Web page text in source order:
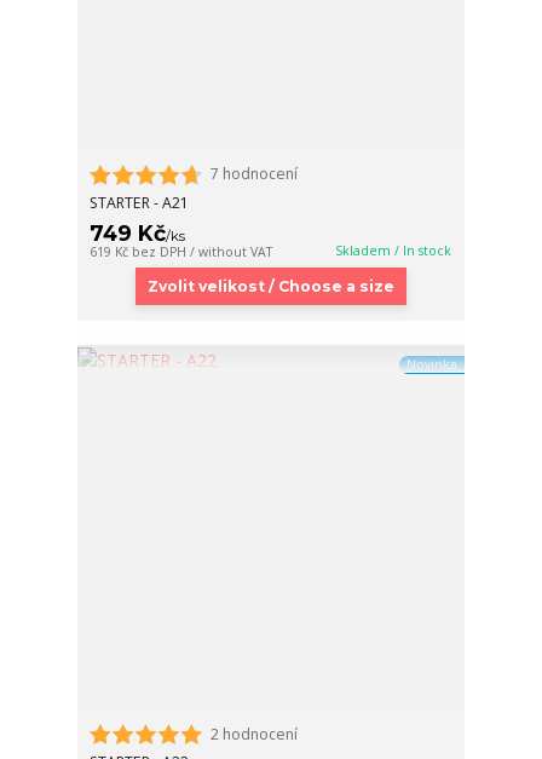
7 hodnocení
STARTER - A21
749 Kč/ks
619 Kč bez DPH / without VAT Skladem / In stock
Zvolit velikost / Choose a size
Novinka
2 hodnocení